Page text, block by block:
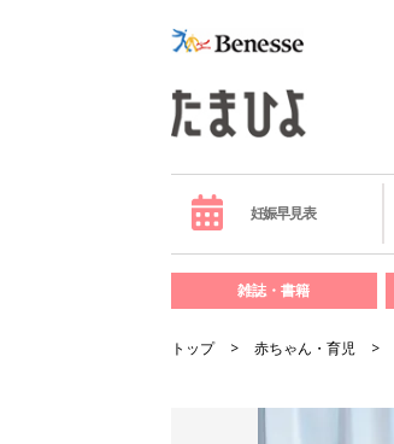
妊娠早見表
雑誌・書籍
トップ 赤ちゃん・育児